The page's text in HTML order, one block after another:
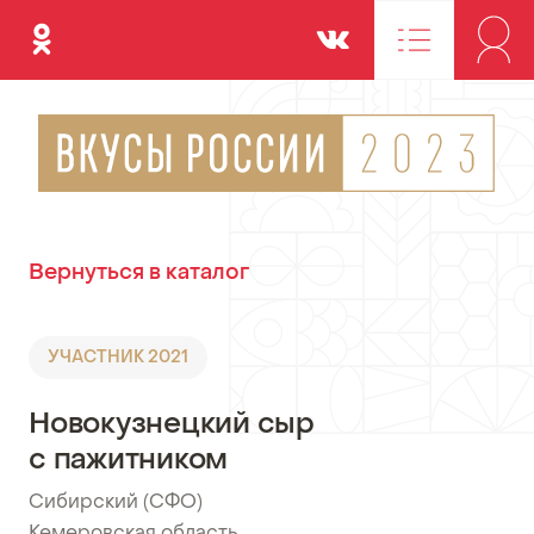
Одноклассники Вконтакте
Вернуться в каталог
УЧАСТНИК 2021
Новокузнецкий сыр
с пажитником
Сибирский (СФО)